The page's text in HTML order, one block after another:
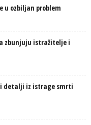
u ozbiljan problem
zbunjuju istražitelje i
detalji iz istrage smrti